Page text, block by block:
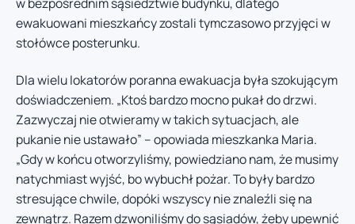
ewakuowani mieszkańcy zostali tymczasowo przyjęci w
stołówce posterunku.
Dla wielu lokatorów poranna ewakuacja była szokującym
doświadczeniem. „Ktoś bardzo mocno pukał do drzwi.
Zazwyczaj nie otwieramy w takich sytuacjach, ale
pukanie nie ustawało” – opowiada mieszkanka Maria.
„Gdy w końcu otworzyliśmy, powiedziano nam, że musimy
natychmiast wyjść, bo wybuchł pożar. To były bardzo
stresujące chwile, dopóki wszyscy nie znaleźli się na
zewnątrz. Razem dzwoniliśmy do sąsiadów, żeby upewnić